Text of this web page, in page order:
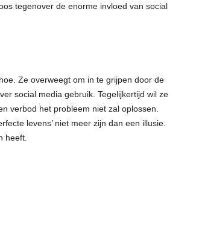
tegenover de enorme invloed van social
Ze overweegt om in te grijpen door de
social media gebruik. Tegelijkertijd wil ze
verbod het probleem niet zal oplossen.
levens’ niet meer zijn dan een illusie.
heeft.